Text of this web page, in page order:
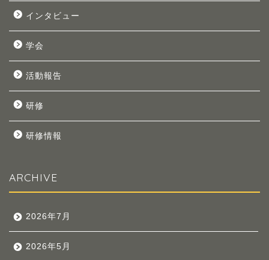
インタビュー
学会
活動報告
研修
研修情報
ARCHIVE
2026年7月
2026年5月